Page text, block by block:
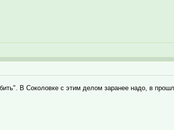
В Соколовке с этим делом заранее надо, в